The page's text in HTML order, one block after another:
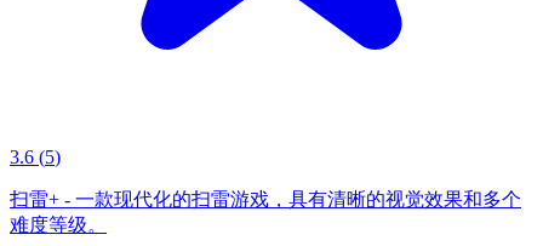
3.6 (5)
扫雷+ - 一款现代化的扫雷游戏，具有清晰的视觉效果和多个
难度等级。